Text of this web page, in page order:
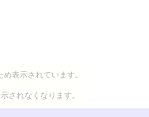
表示されています。
されなくなります。